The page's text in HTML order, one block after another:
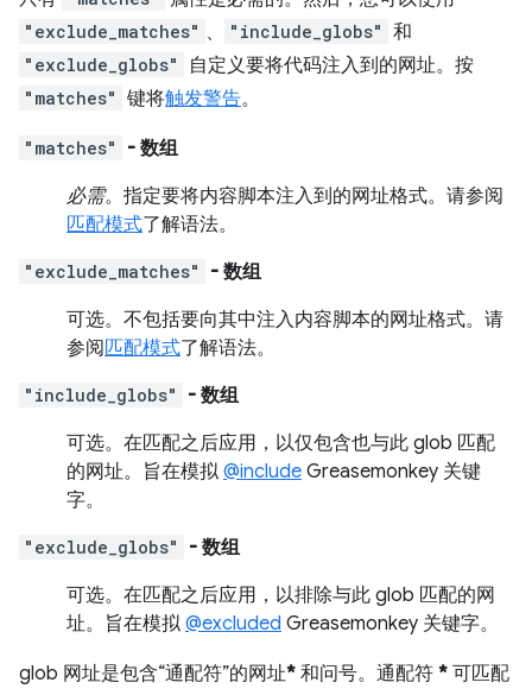
"exclude_matches" 、 "include_globs" 和
"exclude_globs" 自定义要将代码注入到的网址。按
"matches" 键将触发警告。
"matches"
- 数组
必需。指定要将内容脚本注入到的网址格式。请参阅
匹配模式了解语法。
"exclude_matches"
- 数组
可选。 不包括要向其中注入内容脚本的网址格式。请
参阅匹配模式了解语法。
"include_globs"
- 数组
可选。 在匹配之后应用，以仅包含也与此 glob 匹配
的网址。旨在模拟 @include Greasemonkey 关键
字。
"exclude_globs"
- 数组
可选。 在匹配之后应用，以排除与此 glob 匹配的网
址。旨在模拟 @excluded Greasemonkey 关键字。
glob 网址是包含“通配符”的网址* 和问号。通配符 * 可匹配